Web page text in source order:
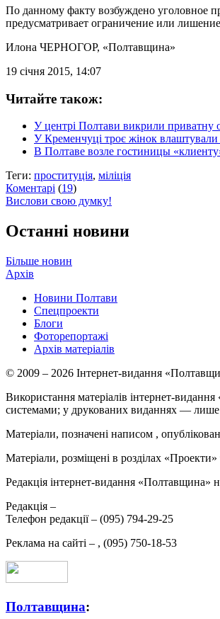
По данному факту возбуждено уголовное
предусматривает ограничение или
Илона ЧЕРНОГОР, «Полтавщина»
19 січня 2015, 14:07
Читайте також:
У центрі Полтави викрили приватну
У Кременчуці троє жінок влаштували
В Полтаве возле гостиницы
Теги: проституція, міліція
Коментарі (19)
Вислови свою думку!
Останні новини
Більше новин
Архів
Новини Полтави
Спецпроекти
Блоги
Фоторепортажі
Архів матеріалів
© 2009 – 2026 Інтернет-видання
Використання матеріалів інтернет-
системами; у друкованих виданнях — лише
Матеріали, позначені написом ,
Матеріали, розміщені в розділах
Редакція інтернет-видання «Полтавщина»
Редакція –
Телефон редакції – (095) 794-29-25
Реклама на сайті – , (095) 750-18-53
Полтавщина: